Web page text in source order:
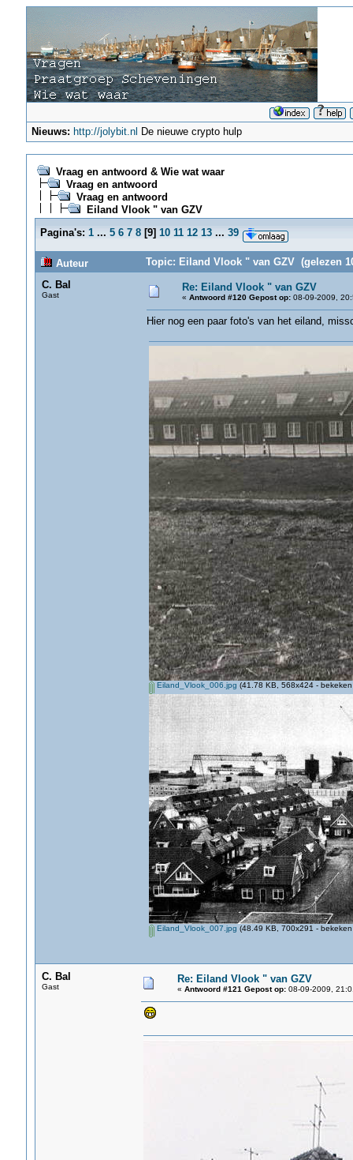
Nieuws: http://jolybit.nl De nieuwe crypto hulp
Vraag en antwoord & Wie wat waar
Vraag en antwoord
Vraag en antwoord
Eiland Vlook " van GZV
Pagina's: 1 ... 5 6 7 8[9] 10 11 12 13 ... 39
Auteur
Topic: Eiland Vlook " van GZV (gelezen
C. Bal
Gast
Re: Eiland Vlook " van GZV
« Antwoord #120 Gepost op:08-09-2009,
Hier nog een paar foto's van het eiland,
Eiland_Vlook_006.jpg (41.78 KB, 568x424 -
Eiland_Vlook_007.jpg (48.49 KB, 700x291 -
C. Bal
Gast
Re: Eiland Vlook " van GZV
« Antwoord #121 Gepost op:08-09-2009,